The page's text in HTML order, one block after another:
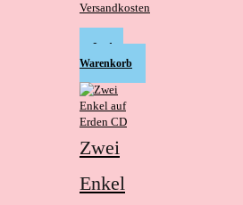
Versandkosten
In den
Warenkorb
Zwei
Enkel